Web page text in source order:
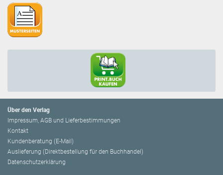
Über den Verlag
Impressum, AGB und Lieferbestimmungen
Kontakt
Kundenberatung (E-Mail)
Auslieferung (Direktbestellung für den Buchhandel)
Datenschutzerklärung